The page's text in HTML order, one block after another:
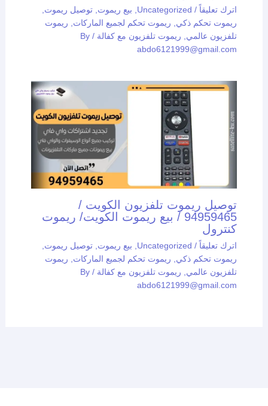
اترك تعليقاً /
Uncategorized بيع ريموت توصيل ريموت
ريموت تحكم ذكي
ريموت تحكم لجميع الماركات
ريموت
تلفزيون عالمي
ريموت تلفزيون مع كفالة / By
abdo6121999@gmail.com
توصيل ريموت تلفزيون الكويت /
94959465 / بيع ريموت الكويت/ ريموت
كنترول
اترك تعليقاً /
Uncategorized بيع ريموت توصيل ريموت
ريموت تحكم ذكي
ريموت تحكم لجميع الماركات
ريموت
تلفزيون عالمي
ريموت تلفزيون مع كفالة / By
abdo6121999@gmail.com